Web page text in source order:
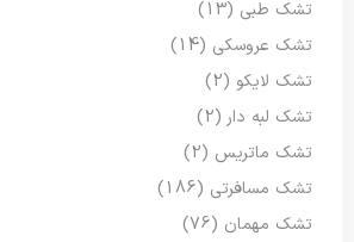
تشک طبی (13)
تشک عروسکی (14)
تشک لایکو (2)
تشک لبه دار (2)
تشک ماتریس (2)
تشک مسافرتی (186)
تشک مهمان (76)